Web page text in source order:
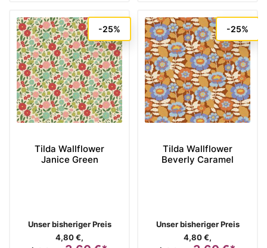
Tilda Wallflower
Janice Green
Verkaufspreis
Unser bisheriger Preis
4,80 €,
-25%
Tilda Wallflower
Beverly Caramel
Verkaufspreis
Unser bisheriger Preis
4,80 €,
-25%